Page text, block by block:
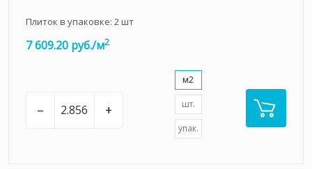
Плиток в упаковке: 2шт
7 609.20 руб./м2
– +
м2
шт.
упак.